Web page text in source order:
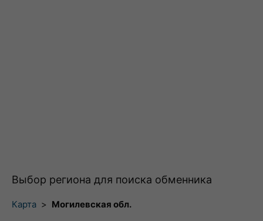
Выбор региона для поиска обменника
Карта > Могилевская обл.